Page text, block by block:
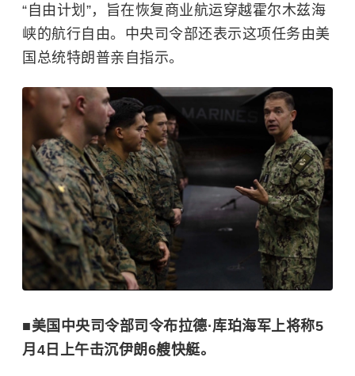
“自由计划”，旨在恢复商业航运穿越霍尔木兹海
峡的航行自由。中央司令部还表示这项任务由美
国总统特朗普亲自指示。
■美国中央司令部司令布拉德·库珀海军上将称5
月4日上午击沉伊朗6艘快艇。